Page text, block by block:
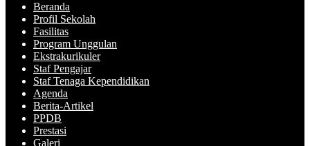
Beranda
Profil Sekolah
Fasilitas
Program Unggulan
Ekstrakurikuler
Staf Pengajar
Staf Tenaga Kependidikan
Agenda
Berita-Artikel
PPDB
Prestasi
Galeri